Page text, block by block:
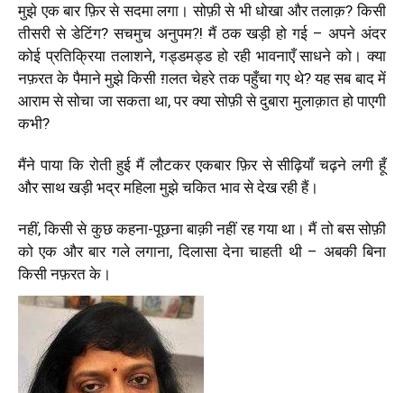
मुझे एक बार फ़िर से सदमा लगा। सोफ़ी से भी धोखा और तलाक़? किसी
तीसरी से डेटिंग? सचमुच अनुपम?! मैं ठक खड़ी हो गई – अपने अंदर
कोई प्रतिक्रिया तलाशने, गड्डमड्ड हो रही भावनाएँ साधने को। क्या
नफ़रत के पैमाने मुझे किसी ग़लत चेहरे तक पहुँचा गए थे? यह सब बाद में
आराम से सोचा जा सकता था, पर क्या सोफ़ी से दुबारा मुलाक़ात हो पाएगी
कभी?
मैंने पाया कि रोती हुई मैं लौटकर एकबार फ़िर से सीढ़ियाँ चढ़ने लगी हूँ
और साथ खड़ी भद्र महिला मुझे चकित भाव से देख रही हैं।
नहीं, किसी से कुछ कहना-पूछना बाक़ी नहीं रह गया था। मैं तो बस सोफ़ी
को एक और बार गले लगाना, दिलासा देना चाहती थी – अबकी बिना
किसी नफ़रत के।